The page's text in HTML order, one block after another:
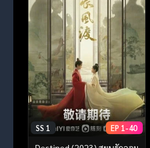
SS 1 EP 1-40